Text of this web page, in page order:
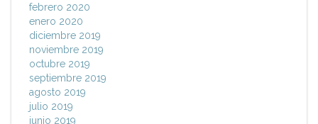
febrero 2020
enero 2020
diciembre 2019
noviembre 2019
octubre 2019
septiembre 2019
agosto 2019
julio 2019
junio 2019